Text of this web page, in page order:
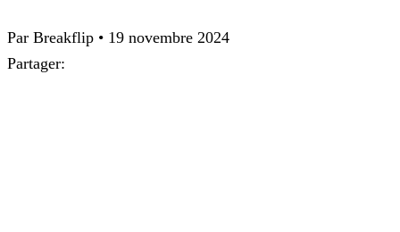
Par Breakflip • 19 novembre 2024
Partager: